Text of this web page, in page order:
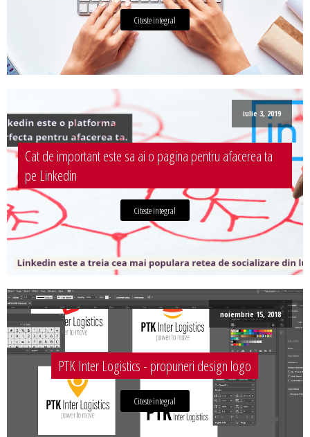
Citeste integral
iulie 3, 2019
Cat de important este sa ai o pagina pentru afacerea ta
pe Linkedin
Citeste integral
noiembrie 15, 2018
PTK Inter Logistics - propuneri design logo
Citeste integral